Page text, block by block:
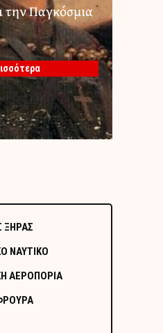
την Παγκόσμια
ΞΗΡΑΣ
ΝΑΥΤΙΚΟ
ΑΕΡΟΠΟΡΙΑ